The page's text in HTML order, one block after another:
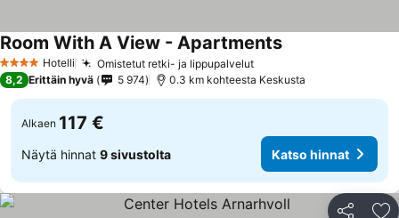
4 Tähtiluokitus
Hotelli Omistetut retki- ja lippupalvelut
Room With A View - Apartments
8,2 Erittäin hyvä 5 974 0.3 km kohteesta Keskusta
Alkaen 117 €
Näytä hinnat 9 sivustolta Katso hinnat